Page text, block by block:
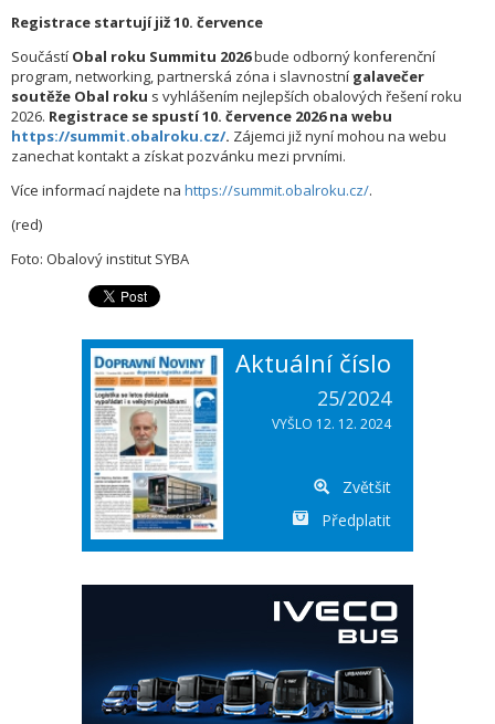
Registrace startují již 10. července
Součástí Obal roku Summitu 2026bude odborný konferenční
program, networking, partnerská zóna i slavnostní galavečer
soutěže Obal roku s vyhlášením nejlepších obalových řešení roku
2026. Registrace se spustí 10. července 2026 na webu
https://summit.obalroku.cz/. Zájemci již nyní mohou na webu
zanechat kontakt a získat pozvánku mezi prvními.
Více informací najdete na https://summit.obalroku.cz/.
(red)
Foto: Obalový institut SYBA
Aktuální číslo
25/2024
VYŠLO 12. 12. 2024
Zvětšit
Předplatit